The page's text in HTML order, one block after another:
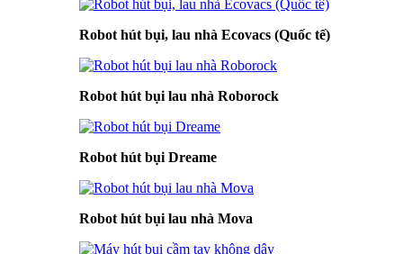
Robot hút bụi, lau nhà Ecovacs (Quốc tế)
Robot hút bụi lau nhà Roborock
Robot hút bụi Dreame
Robot hút bụi lau nhà Mova